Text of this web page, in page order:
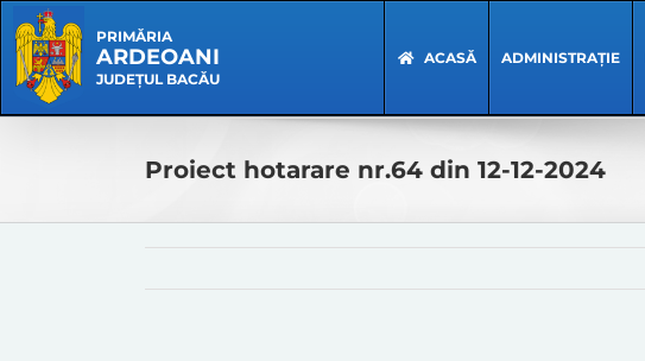
content
Navigation
PRIMĂRIA
ARDEOANI
JUDEȚUL BACĂU
ACASĂ ADMINISTRAȚIE
Proiect hotarare nr.64 din 12-12-2024